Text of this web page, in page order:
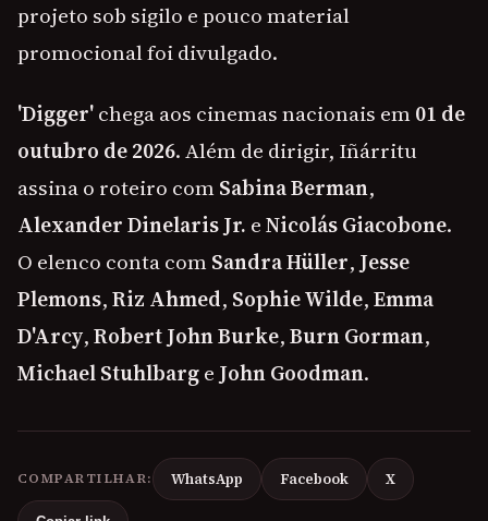
projeto sob sigilo e pouco material
promocional foi divulgado.
'Digger'chega aos cinemas nacionais em01 de
outubro de 2026. Além de dirigir, Iñárritu
assina o roteiro comSabina Berman,
Alexander Dinelaris Jr. eNicolás Giacobone.
O elenco conta comSandra Hüller, Jesse
Plemons,Riz Ahmed, Sophie Wilde,Emma
D'Arcy,Robert John Burke,Burn Gorman,
Michael Stuhlbarge John Goodman.
COMPARTILHAR: WhatsApp Facebook X